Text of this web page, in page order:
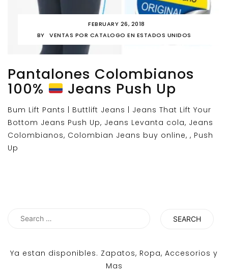
FEBRUARY 26, 2018
BY
VENTAS POR CATALOGO EN ESTADOS UNIDOS
Pantalones Colombianos
100% Jeans Push Up
Bum Lift Pants | Buttlift Jeans | Jeans That Lift Your
Bottom Jeans Push Up, Jeans Levanta cola, Jeans
Colombianos, Colombian Jeans buy online, , Push
Up
Search
Ya estan disponibles. Zapatos, Ropa, Accesorios y
Mas